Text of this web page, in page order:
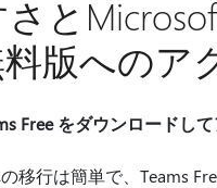
と
料版へのア
Free をダウンロードし
移行は簡単で、Teams